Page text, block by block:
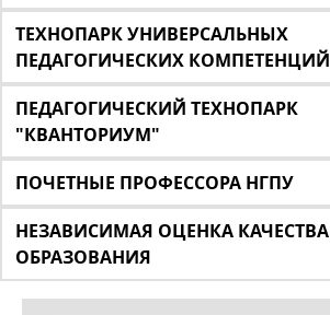
ТЕХНОПАРК УНИВЕРСАЛЬНЫХ
ПЕДАГОГИЧЕСКИХ КОМПЕТЕНЦИЙ
ПЕДАГОГИЧЕСКИЙ ТЕХНОПАРК
"КВАНТОРИУМ"
ПОЧЕТНЫЕ ПРОФЕССОРА НГПУ
НЕЗАВИСИМАЯ ОЦЕНКА КАЧЕСТВА
ОБРАЗОВАНИЯ